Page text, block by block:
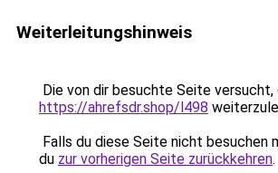
Weiterleitungshinweis
Die von dir besuchte Seite versucht,
https://ahrefsdr.shop/l498
Falls du diese Seite nicht besuchen
du zur vorherigen Seite zurückkehren.